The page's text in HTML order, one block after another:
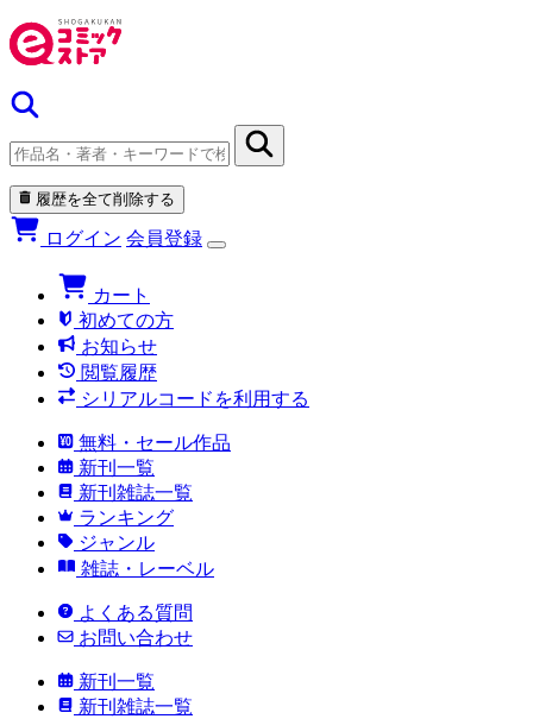
履歴を全て削除する
ログイン 会員登録
カート
初めての方
お知らせ
閲覧履歴
シリアルコードを利用する
無料・セール作品
新刊一覧
新刊雑誌一覧
ランキング
ジャンル
雑誌・レーベル
よくある質問
お問い合わせ
新刊一覧
新刊雑誌一覧